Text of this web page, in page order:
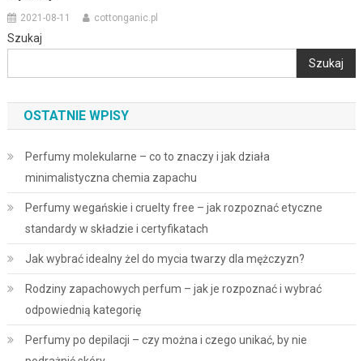
2021-08-11 cottonganic.pl
Szukaj
Szukaj
OSTATNIE WPISY
Perfumy molekularne – co to znaczy i jak działa
minimalistyczna chemia zapachu
Perfumy wegańskie i cruelty free – jak rozpoznać etyczne
standardy w składzie i certyfikatach
Jak wybrać idealny żel do mycia twarzy dla mężczyzn?
Rodziny zapachowych perfum – jak je rozpoznać i wybrać
odpowiednią kategorię
Perfumy po depilacji – czy można i czego unikać, by nie